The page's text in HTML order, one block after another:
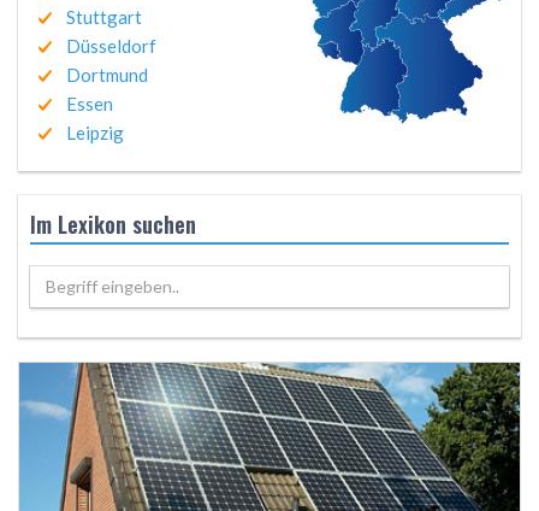
Stuttgart
Düsseldorf
Dortmund
Essen
Leipzig
Im Lexikon suchen
Begriff eingeben..